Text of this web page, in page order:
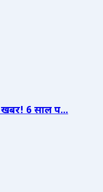
6 साल प...